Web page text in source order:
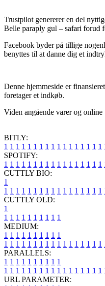
Trustpilot genererer en del
Belle paraply gul – safari forud
Facebook byder på tillige
benyttes til at danne dig et
Denne hjemmeside er
foretager et indkøb.
Viden angående varer og online
BITLY:
1 1 1 1 1 1 1 1 1 1 1 1 1 1 1 1 1
SPOTIFY:
1 1 1 1 1 1 1 1 1 1 1 1 1 1 1 1 1
CUTTLY BIO:
1
1 1 1 1 1 1 1 1 1 1 1 1 1 1 1 1 1
CUTTLY OLD:
1
1 1 1 1 1 1 1 1 1 1
MEDIUM:
1 1 1 1 1 1 1 1 1 1
1 1 1 1 1 1 1 1 1 1 1 1 1 1 1 1 1
PARALLELS:
1 1 1 1 1 1 1 1 1 1
1 1 1 1 1 1 1 1 1 1 1 1 1 1 1 1 1
URL PARAMETER: